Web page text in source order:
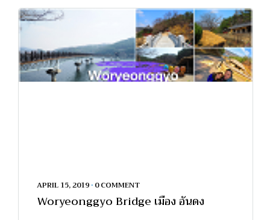
APRIL 15, 2019 • 0 COMMENT
Woryeonggyo Bridge เมือง อันดง